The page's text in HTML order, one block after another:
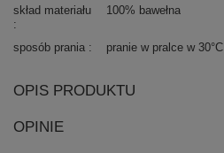
skład materiału
100% bawełna
sposób prania pranie w pralce w 30°C
OPIS PRODUKTU
OPINIE